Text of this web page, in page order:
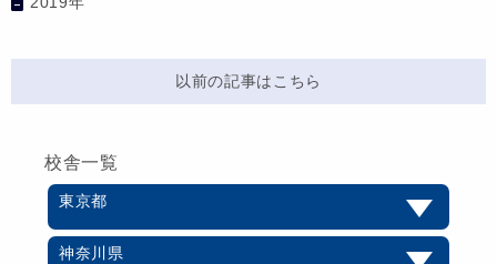
以前の記事はこちら
校舎一覧
東京都
神奈川県